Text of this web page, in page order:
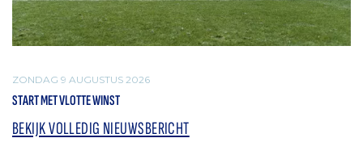
ZONDAG 9 AUGUSTUS 2026
START MET VLOTTE WINST
BEKIJK VOLLEDIG NIEUWSBERICHT